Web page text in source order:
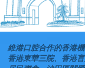
維港口腔合作的香港機
香港東華三院、香港